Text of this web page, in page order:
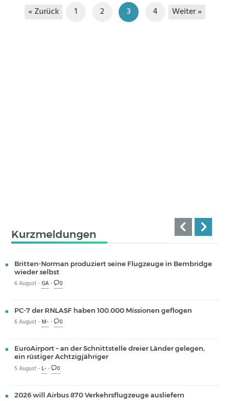
« Zurück 1 2 3 4 Weiter »
Kurzmeldungen
Britten-Norman produziert seine Flugzeuge in Bembridge
wieder selbst
6 August -GA- 0
PC-7 der RNLASF haben 100.000 Missionen geflogen
6 August -M-- 0
EuroAirport – an der Schnittstelle dreier Länder gelegen,
ein rüstiger Achtzigjähriger
5 August -L-- 0
2026 will Airbus 870 Verkehrsflugzeuge ausliefern